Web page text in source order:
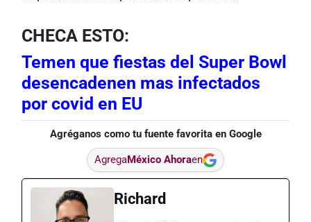
CHECA ESTO:
Temen que fiestas del Super Bowl
desencadenen mas infectados
por covid en EU
Agréganos como tu fuente favorita en Google
AgregaMéxico Ahoraen
Richard